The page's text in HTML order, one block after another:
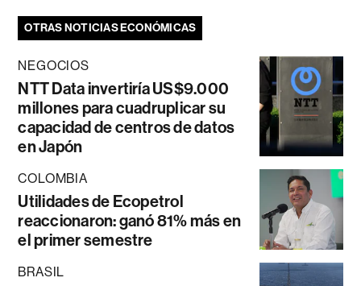
OTRAS NOTICIAS ECONÓMICAS
NEGOCIOS
NTT Data invertiría US$9.000
millones para cuadruplicar su
capacidad de centros de datos
en Japón
COLOMBIA
Utilidades de Ecopetrol
reaccionaron: ganó 81% más en
el primer semestre
BRASIL